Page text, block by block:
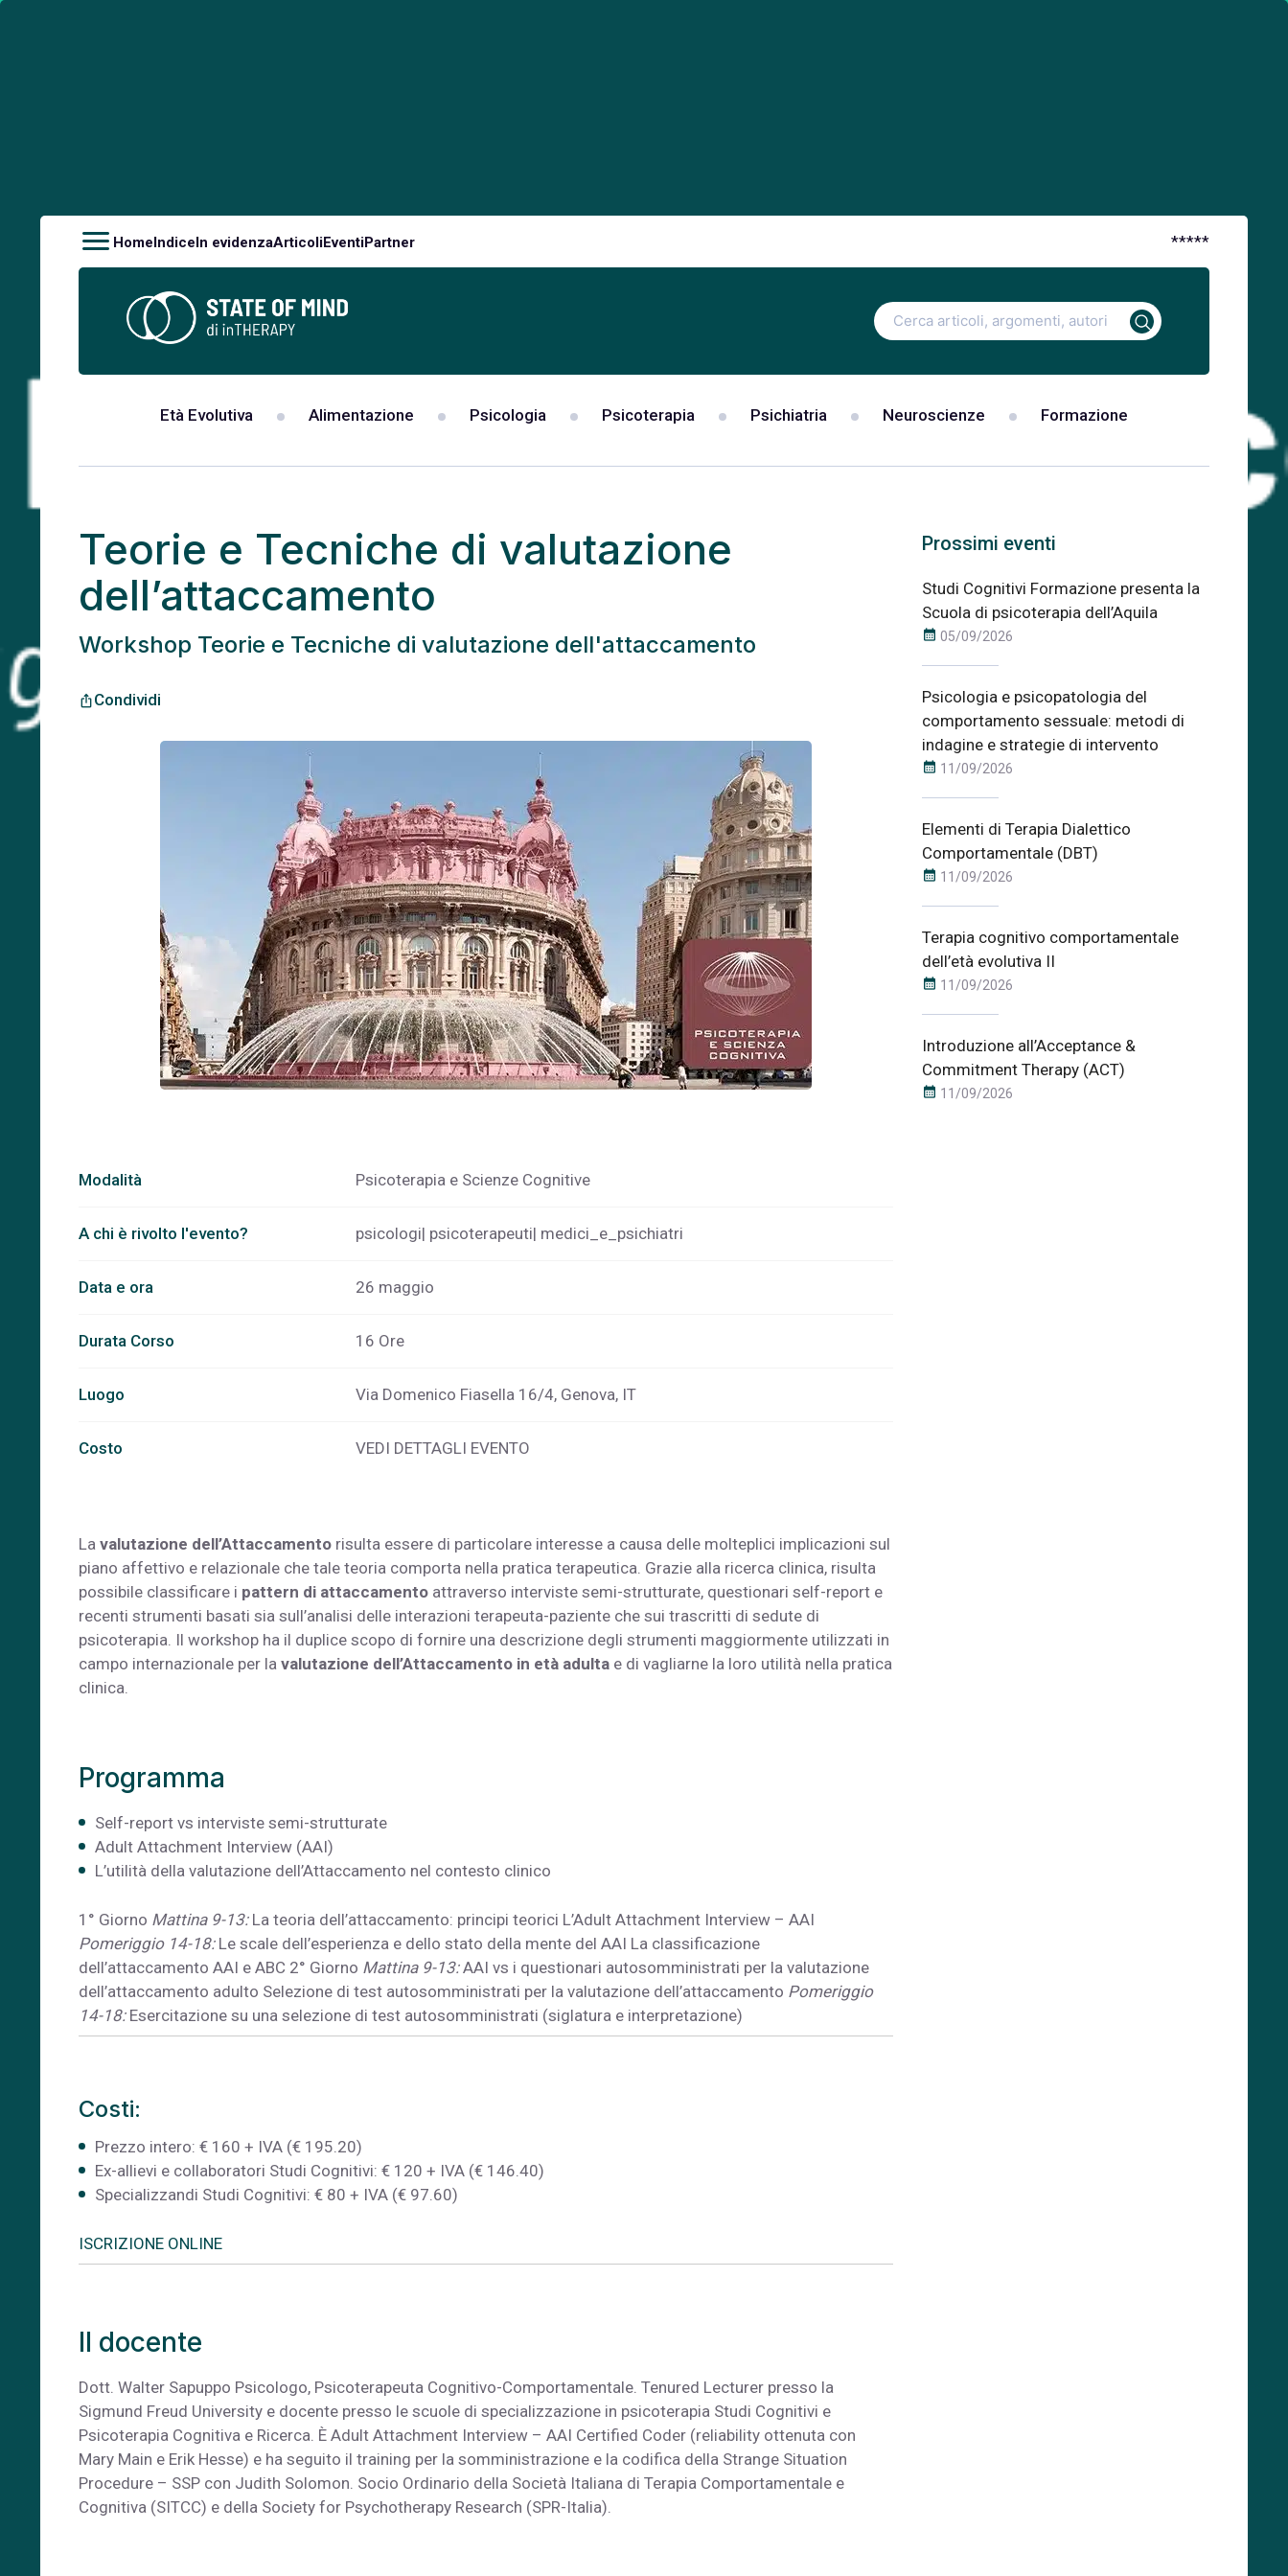
HomeIndiceIn evidenzaArticoliEventiPartner *****
Ricerca
per:
Età Evolutiva Alimentazione Psicologia Psicoterapia Psichiatria Neuroscienze Formazione
Teorie e Tecniche di valutazione
dell’attaccamento
Workshop Teorie e Tecniche di valutazione dell'attaccamento
ios_shareCondividi
Modalità Psicoterapia e Scienze Cognitive
A chi è rivolto l'evento? psicologi| psicoterapeuti| medici_e_psichiatri
Data e ora 26 maggio
Durata Corso 16 Ore
Luogo Via Domenico Fiasella 16/4, Genova, IT
Costo VEDI DETTAGLI EVENTO
La valutazione dell’Attaccamento risulta essere di particolare interesse a causa delle molteplici implicazioni sul
piano affettivo e relazionale che tale teoria comporta nella pratica terapeutica. Grazie alla ricerca clinica, risulta
possibile classificare i pattern di attaccamento attraverso interviste semi-strutturate, questionari self-report e
recenti strumenti basati sia sull’analisi delle interazioni terapeuta-paziente che sui trascritti di sedute di
psicoterapia. Il workshop ha il duplice scopo di fornire una descrizione degli strumenti maggiormente utilizzati in
campo internazionale per la valutazione dell’Attaccamento in età adulta e di vagliarne la loro utilità nella pratica
clinica.
Programma
Self-report vs interviste semi-strutturate
Adult Attachment Interview (AAI)
L’utilità della valutazione dell’Attaccamento nel contesto clinico
1° Giorno Mattina 9-13:La teoria dell’attaccamento: principi teorici L’Adult Attachment Interview – AAI
Pomeriggio 14-18:Le scale dell’esperienza e dello stato della mente del AAI La classificazione
dell’attaccamento AAI e ABC 2° Giorno Mattina 9-13:AAI vs i questionari autosomministrati per la valutazione
dell’attaccamento adulto Selezione di test autosomministrati per la valutazione dell’attaccamento Pomeriggio
14-18:Esercitazione su una selezione di test autosomministrati (siglatura e interpretazione)
Costi:
Prezzo intero: € 160 + IVA (€ 195.20)
Ex-allievi e collaboratori Studi Cognitivi: € 120 + IVA (€ 146.40)
Specializzandi Studi Cognitivi: € 80 + IVA (€ 97.60)
ISCRIZIONE ONLINE
Il docente
Dott. Walter Sapuppo Psicologo, Psicoterapeuta Cognitivo-Comportamentale. Tenured Lecturer presso la
Sigmund Freud University e docente presso le scuole di specializzazione in psicoterapia Studi Cognitivi e
Psicoterapia Cognitiva e Ricerca. È Adult Attachment Interview – AAI Certified Coder (reliability ottenuta con
Mary Main e Erik Hesse) e ha seguito il training per la somministrazione e la codifica della Strange Situation
Procedure – SSP con Judith Solomon. Socio Ordinario della Società Italiana di Terapia Comportamentale e
Cognitiva (SITCC) e della Society for Psychotherapy Research (SPR-Italia).
Prossimi eventi
Studi Cognitivi Formazione presenta la
Scuola di psicoterapia dell’Aquila
calendar_month 05/09/2026
Psicologia e psicopatologia del
comportamento sessuale: metodi di
indagine e strategie di intervento
calendar_month 11/09/2026
Elementi di Terapia Dialettico
Comportamentale (DBT)
calendar_month 11/09/2026
Terapia cognitivo comportamentale
dell’età evolutiva II
calendar_month 11/09/2026
Introduzione all’Acceptance &
Commitment Therapy (ACT)
calendar_month 11/09/2026